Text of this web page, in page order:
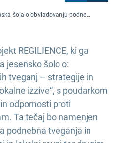
Jesenska šola o obvladovanju podnebnih tveganj
REGILIENCE, ki ga
jesensko šolo o:
tveganj – strategije in
izzive“, s poudarkom
odpornosti proti
Ta tečaj bo namenjen
podnebna tveganja in